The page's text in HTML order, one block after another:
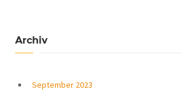
Archiv
September 2023